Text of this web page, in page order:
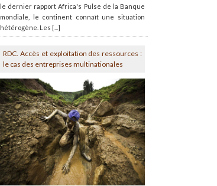
le dernier rapport Africa's Pulse de la Banque
mondiale, le continent connaît une situation
hétérogène. Les [...]
RDC. Accès et exploitation des ressources :
le cas des entreprises multinationales